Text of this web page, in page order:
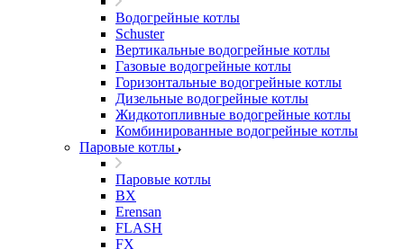
Водогрейные котлы
Schuster
Вертикальные водогрейные котлы
Газовые водогрейные котлы
Горизонтальные водогрейные котлы
Дизельные водогрейные котлы
Жидкотопливные водогрейные котлы
Комбинированные водогрейные котлы
Паровые котлы
Паровые котлы
BX
Erensan
FLASH
FX